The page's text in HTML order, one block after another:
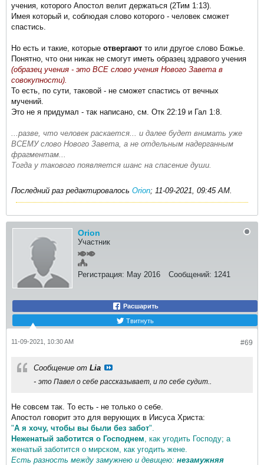
учения, которого Апостол велит держаться (2Тим 1:13).
Имея который и, соблюдая слово которого - человек сможет
спастись.
Но есть и такие, которые отвергают то или другое слово Божье.
Понятно, что они никак не смогут иметь образец здравого учения
(образец учения - это ВСЕ слово учения Нового Завета в
совокупности).
То есть, по сути, таковой - не сможет спастись от вечных
мучений.
Это не я придумал - так написано, см. Отк 22:19 и Гал 1:8.
...разве, что человек раскается... и далее будет внимать уже
ВСЕМУ слово Нового Завета, а не отдельным надерганным
фрагментам...
Тогда у такового появляется шанс на спасение души.
Последний раз редактировалось Orion; 11-09-2021, 09:45 AM.
Orion
Участник
Регистрация: May 2016 Сообщений: 1241
Расшарить
Твитнуть
#69
11-09-2021, 10:30 AM
Сообщение от Lia
- это Павел о себе рассказывает, и по себе судит..
Не совсем так. То есть - не только о себе.
Апостол говорит это для верующих в Иисуса Христа:
"А я хочу, чтобы вы были без забот".
Неженатый заботится о Господнем, как угодить Господу; а
женатый заботится о мирском, как угодить жене.
Есть разность между замужнею и девицею: незамужняя